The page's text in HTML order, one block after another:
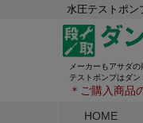
水圧テストポン
メーカーもアサダ
テストポンプはダン
＊ご購入商品
HOME